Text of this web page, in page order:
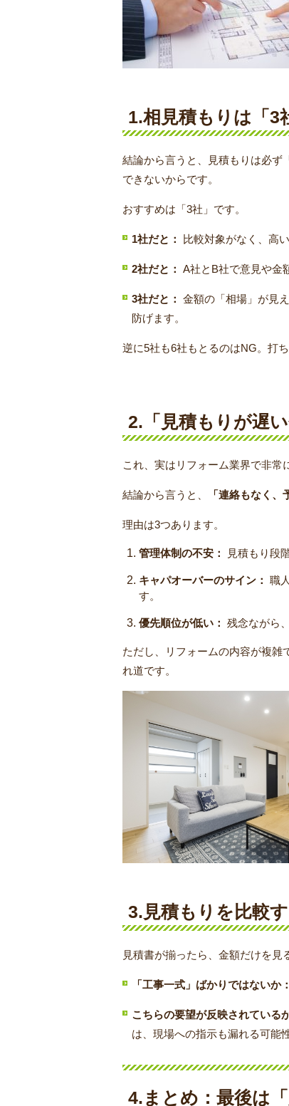
1.相見積もりは「3
結論から言うと、見積もりは必ず
できないからです。
おすすめは「3社」です。
1社だと： 比較対象がなく、高
2社だと： A社とB社で意見や金
3社だと： 金額の「相場」が見
防げます。
逆に5社も6社もとるのはNG。打
2.「見積もりが遅
これ、実はリフォーム業界で非常
結論から言うと、 「連絡もなく
理由は3つあります。
管理体制の不安： 見積もり段
キャパオーバーのサイン： 職
す。
優先順位が低い： 残念ながら
ただし、リフォームの内容が複雑
れ道です。
3.見積もりを比較
見積書が揃ったら、金額だけを見
「工事一式」ばかりではないか：
こちらの要望が反映されている
は、現場への指示も漏れる可能
4.まとめ：最後は